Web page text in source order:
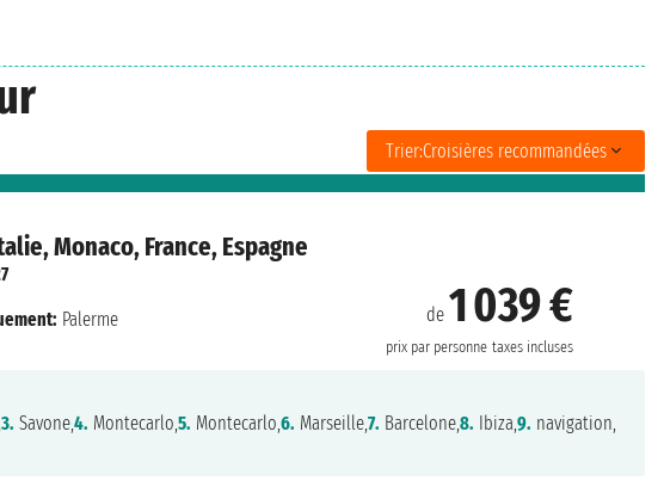
Trier:Croisières recommandées
Monaco, France, Espagne
de 1 039 €
prix par personne taxes incluses
Palerme
3. Savone,4. Montecarlo,5. Montecarlo,6. Marseille,7. Barcelone,8. Ibiza,9. navigation,